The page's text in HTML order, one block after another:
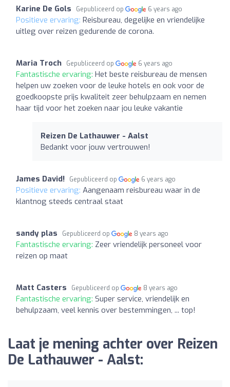
Karine De Gols Gepubliceerd op 6 years ago
Positieve ervaring: Reisbureau, degelijke en vriendelijke
uitleg over reizen gedurende de corona.
Maria Troch Gepubliceerd op 6 years ago
Fantastische ervaring: Het beste reisbureau de mensen
helpen uw zoeken voor de leuke hotels en ook voor de
goedkoopste prijs kwaliteit zeer behulpzaam en nemen
haar tijd voor het zoeken naar jou leuke vakantie
Reizen De Lathauwer - Aalst
Bedankt voor jouw vertrouwen!
James David! Gepubliceerd op 6 years ago
Positieve ervaring: Aangenaam reisbureau waar in de
klantnog steeds centraal staat
sandy plas Gepubliceerd op 8 years ago
Fantastische ervaring: Zeer vriendelijk personeel voor
reizen op maat
Matt Casters Gepubliceerd op 8 years ago
Fantastische ervaring: Super service, vriendelijk en
behulpzaam, veel kennis over bestemmingen, ... top!
Laat je mening achter over Reizen
De Lathauwer - Aalst: